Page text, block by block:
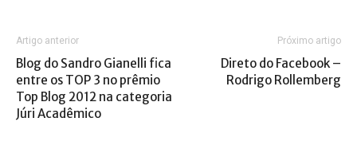
Artigo anterior
Blog do Sandro Gianelli fica
entre os TOP 3 no prêmio
Top Blog 2012 na categoria
Júri Acadêmico
Próximo artigo
Direto do Facebook –
Rodrigo Rollemberg